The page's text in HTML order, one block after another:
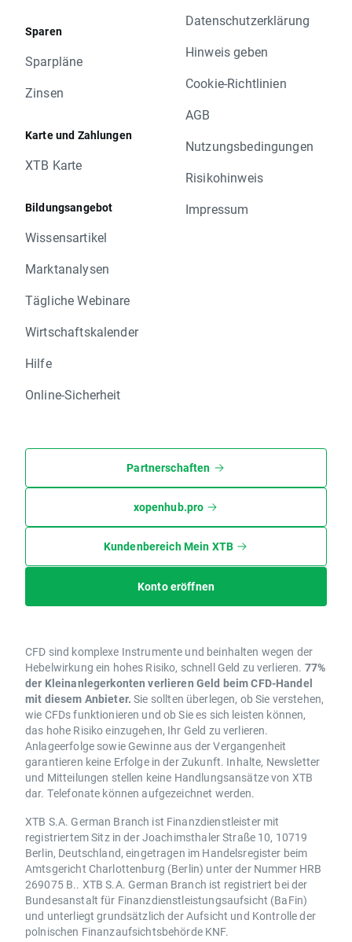
Sparen
Sparpläne
Zinsen
Karte und Zahlungen
XTB Karte
Bildungsangebot
Wissensartikel
Marktanalysen
Tägliche Webinare
Wirtschaftskalender
Hilfe
Online-Sicherheit
Datenschutzerklärung
Hinweis geben
Cookie-Richtlinien
AGB
Nutzungsbedingungen
Risikohinweis
Impressum
Partnerschaften
xopenhub.pro
Kundenbereich Mein XTB
Konto eröffnen
CFD sind komplexe Instrumente und beinhalten wegen der
Hebelwirkung ein hohes Risiko, schnell Geld zu verlieren. 77%
der Kleinanlegerkonten verlieren Geld beim CFD-Handel
mit diesem Anbieter. Sie sollten überlegen, ob Sie verstehen,
wie CFDs funktionieren und ob Sie es sich leisten können,
das hohe Risiko einzugehen, Ihr Geld zu verlieren.
Anlageerfolge sowie Gewinne aus der Vergangenheit
garantieren keine Erfolge in der Zukunft. Inhalte, Newsletter
und Mitteilungen stellen keine Handlungsansätze von XTB
dar. Telefonate können aufgezeichnet werden.
XTB S.A. German Branch ist Finanzdienstleister mit
registriertem Sitz in der Joachimsthaler Straße 10, 10719
Berlin, Deutschland, eingetragen im Handelsregister beim
Amtsgericht Charlottenburg (Berlin) unter der Nummer HRB
269075 B.. XTB S.A. German Branch ist registriert bei der
Bundesanstalt für Finanzdienstleistungsaufsicht (BaFin)
und unterliegt grundsätzlich der Aufsicht und Kontrolle der
polnischen Finanzaufsichtsbehörde KNF.